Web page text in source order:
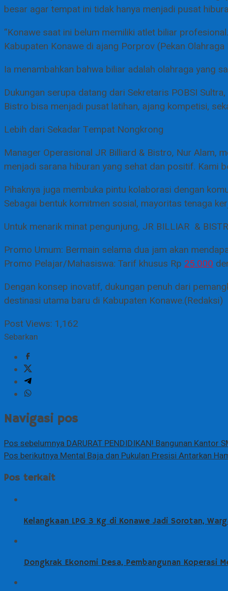
besar agar tempat ini tidak hanya menjadi pusat
“Konawe saat ini belum memiliki atlet biliar
Kabupaten Konawe di ajang Porprov (Pekan
Ia menambahkan bahwa biliar adalah olahraga yang
Dukungan serupa datang dari Sekretaris POBSI
Bistro bisa menjadi pusat latihan, ajang kompetisi,
Lebih dari Sekadar Tempat Nongkrong
Manager Operasional JR Billiard & Bistro, Nur Alam,
menjadi sarana hiburan yang sehat dan positif. Kami
Pihaknya juga membuka pintu kolaborasi dengan
Sebagai bentuk komitmen sosial, mayoritas tenaga
Untuk menarik minat pengunjung, JR BILLIAR &
Promo Umum: Bermain selama dua jam akan
Promo Pelajar/Mahasiswa: Tarif khusus Rp 25.000
Dengan konsep inovatif, dukungan penuh dari
destinasi utama baru di Kabupaten Konawe.(Redaksi)
Post Views: 1,162
Sebarkan
Navigasi pos
Pos sebelumnyaDARURAT PENDIDIKAN! Bangunan Kantor
Pos berikutnyaMental Baja dan Pukulan Presisi Antarkan
Pos terkait
Kelangkaan LPG 3 Kg di Konawe Jadi Sorotan,
Dongkrak Ekonomi Desa, Pembangunan Koperasi